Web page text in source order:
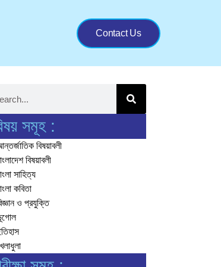
Contact Us
সমূহ :
বিষয়াবলী
বিষয়াবলী
সাহিত্য
কবিতা
ও প্রযুক্তি